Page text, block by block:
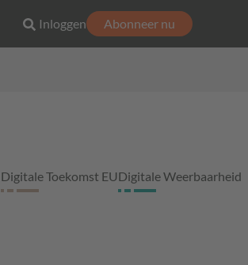
Inloggen Abonneer nu
Digitale Toekomst EUDigitale Weerbaarheid